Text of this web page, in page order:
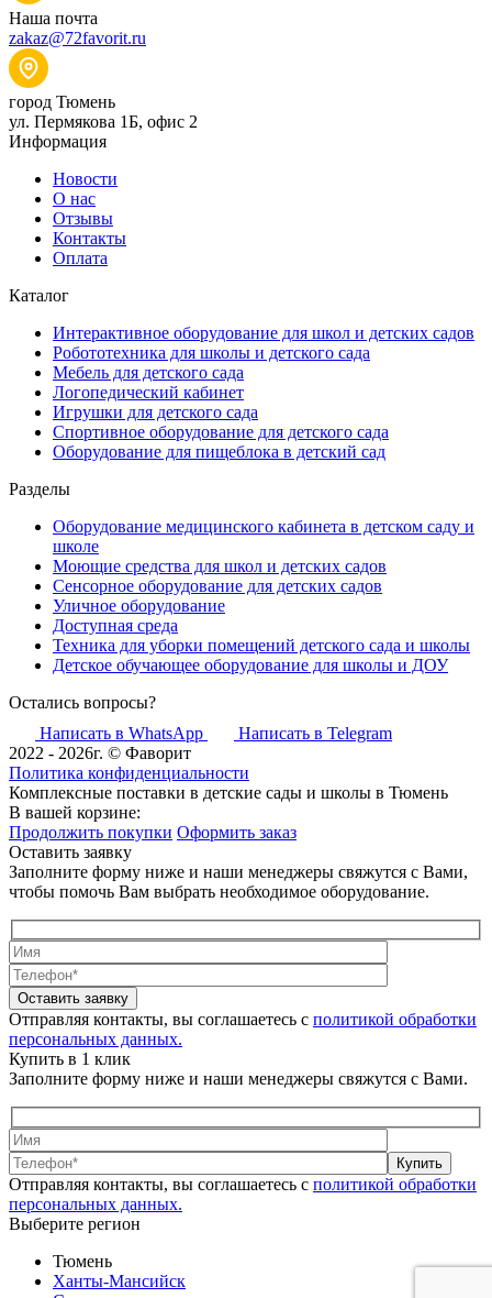
Наша почта
zakaz@72favorit.ru
город Тюмень
ул. Пермякова 1Б, офис 2
Информация
Новости
О нас
Отзывы
Контакты
Оплата
Каталог
Интерактивное оборудование для школ и детских садов
Робототехника для школы и детского сада
Мебель для детского сада
Логопедический кабинет
Игрушки для детского сада
Спортивное оборудование для детского сада
Оборудование для пищеблока в детский сад
Разделы
Оборудование медицинского кабинета в детском саду и
школе
Моющие средства для школ и детских садов
Сенсорное оборудование для детских садов
Уличное оборудование
Доступная среда
Техника для уборки помещений детского сада и школы
Детское обучающее оборудование для школы и ДОУ
Остались вопросы?
Написать в WhatsApp
Написать в Telegram
2022 - 2026г. © Фаворит
Политика конфиденциальности
Комплексные поставки в детские сады и школы в Тюмень
В вашей корзине:
Продолжить покупки Оформить заказ
Оставить заявку
Заполните форму ниже и наши менеджеры свяжутся с Вами,
чтобы помочь Вам выбрать необходимое оборудование.
Оставить заявку
Отправляя контакты, вы соглашаетесь с политикой обработки
персональных данных.
Купить в 1 клик
Заполните форму ниже и наши менеджеры свяжутся с Вами.
Купить
Отправляя контакты, вы соглашаетесь с политикой обработки
персональных данных.
Выберите регион
Тюмень
Ханты-Мансийск